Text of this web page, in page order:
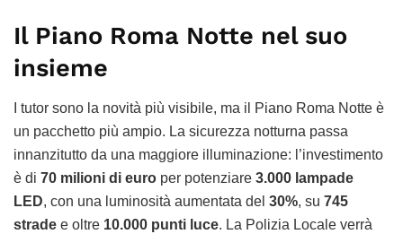
Il Piano Roma Notte nel suo
insieme
I tutor sono la novità più visibile, ma il Piano Roma Notte è
un pacchetto più ampio. La sicurezza notturna passa
innanzitutto da una maggiore illuminazione: l’investimento
è di 70 milioni di euro per potenziare 3.000 lampade
LED, con una luminosità aumentata del 30%, su 745
strade e oltre 10.000 punti luce. La Polizia Locale verrà